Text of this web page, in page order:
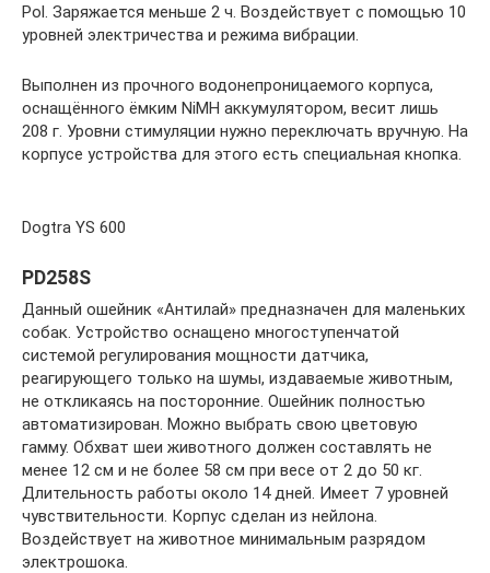
Pol. Заряжается меньше 2 ч. Воздействует с помощью 10
уровней электричества и режима вибрации.
Выполнен из прочного водонепроницаемого корпуса,
оснащённого ёмким NiMH аккумулятором, весит лишь
208 г. Уровни стимуляции нужно переключать вручную. На
корпусе устройства для этого есть специальная кнопка.
Dogtra YS 600
PD258S
Данный ошейник «Антилай» предназначен для маленьких
собак. Устройство оснащено многоступенчатой
системой регулирования мощности датчика,
реагирующего только на шумы, издаваемые животным,
не откликаясь на посторонние. Ошейник полностью
автоматизирован. Можно выбрать свою цветовую
гамму. Обхват шеи животного должен составлять не
менее 12 см и не более 58 см при весе от 2 до 50 кг.
Длительность работы около 14 дней. Имеет 7 уровней
чувствительности. Корпус сделан из нейлона.
Воздействует на животное минимальным разрядом
электрошока.